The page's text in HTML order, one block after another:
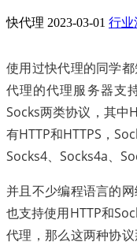
快代理 2023-03-01 行业
使用过快代理的同学
代理的代理服务器支
Socks两类协议，其中
有HTTP和HTTPS，
Socks4、Socks4a、
并且不少编程语言的
也支持使用HTTP和
代理，那么这两种协